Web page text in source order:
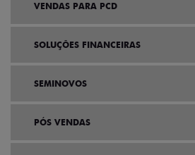
VENDAS PARA PCD
SOLUÇÕES FINANCEIRAS
SEMINOVOS
PÓS VENDAS